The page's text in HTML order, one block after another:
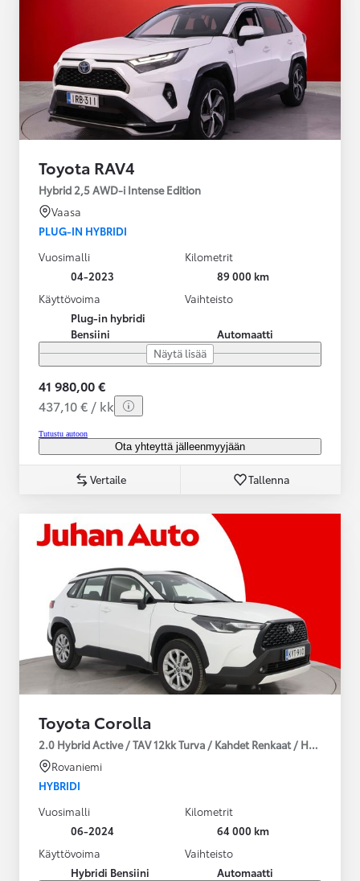
Toyota RAV4
Hybrid 2,5 AWD-i Intense Edition
Vaasa
PLUG-IN HYBRIDI
Vuosimalli
04-2023
Kilometrit
89 000 km
Käyttövoima
Plug-in hybridi
Bensiini
Vaihteisto
Automaatti
Näytä lisää
41 980,00 €
437,10 € / kk
Tutustu autoon
Ota yhteyttä jälleenmyyjään
Vertaile Tallenna
Toyota Corolla
2.0 Hybrid Active / TAV 12kk Turva / Kahdet Renkaat /
Rovaniemi
HYBRIDI
Vuosimalli
06-2024
Kilometrit
64 000 km
Käyttövoima
Hybridi Bensiini
Vaihteisto
Automaatti